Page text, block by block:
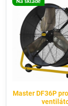
Master DF36P